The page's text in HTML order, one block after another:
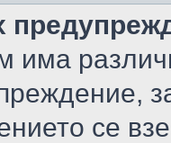
има
се